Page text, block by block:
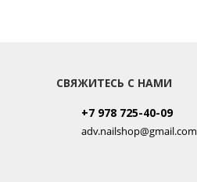
СВЯЖИТЕСЬ С НАМИ
+7 978 725-40-09
adv.nailshop@gmail.com